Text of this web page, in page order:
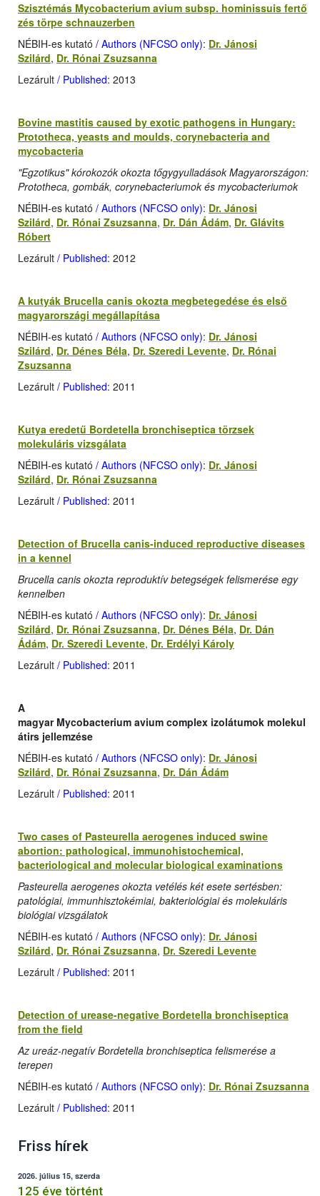
Szisztémás Mycobacterium avium subsp. hominissuis fertő
zés törpe schnauzerben
NÉBIH-es kutató / Authors (NFCSO only): Dr. Jánosi
Szilárd, Dr. Rónai Zsuzsanna
Lezárult / Published: 2013
Bovine mastitis caused by exotic pathogens in Hungary:
Prototheca, yeasts and moulds, corynebacteria and
mycobacteria
"Egzotikus" kórokozók okozta tőgygyulladások Magyarországon:
Prototheca, gombák, corynebacteriumok és mycobacteriumok
NÉBIH-es kutató / Authors (NFCSO only): Dr. Jánosi
Szilárd, Dr. Rónai Zsuzsanna, Dr. Dán Ádám, Dr. Glávits
Róbert
Lezárult / Published: 2012
A kutyák Brucella canis okozta megbetegedése és első
magyarországi megállapítása
NÉBIH-es kutató / Authors (NFCSO only): Dr. Jánosi
Szilárd, Dr. Dénes Béla, Dr. Szeredi Levente, Dr. Rónai
Zsuzsanna
Lezárult / Published: 2011
Kutya eredetű Bordetella bronchiseptica törzsek
molekuláris vizsgálata
NÉBIH-es kutató / Authors (NFCSO only): Dr. Jánosi
Szilárd, Dr. Rónai Zsuzsanna
Lezárult / Published: 2011
Detection of Brucella canis-induced reproductive diseases
in a kennel
Brucella canis okozta reproduktív betegségek felismerése egy
kennelben
NÉBIH-es kutató / Authors (NFCSO only): Dr. Jánosi
Szilárd, Dr. Rónai Zsuzsanna, Dr. Dénes Béla, Dr. Dán
Ádám, Dr. Szeredi Levente, Dr. Erdélyi Károly
Lezárult / Published: 2011
A
magyar Mycobacterium avium complex izolátumok molekul
átirs jellemzése
NÉBIH-es kutató / Authors (NFCSO only): Dr. Jánosi
Szilárd, Dr. Rónai Zsuzsanna, Dr. Dán Ádám
Lezárult / Published: 2011
Two cases of Pasteurella aerogenes induced swine
abortion: pathological, immunohistochemical,
bacteriological and molecular biological examinations
Pasteurella aerogenes okozta vetélés két esete sertésben:
patológiai, immunhisztokémiai, bakteriológiai és molekuláris
biológiai vizsgálatok
NÉBIH-es kutató / Authors (NFCSO only): Dr. Jánosi
Szilárd, Dr. Rónai Zsuzsanna, Dr. Szeredi Levente
Lezárult / Published: 2011
Detection of urease-negative Bordetella bronchiseptica
from the field
Az ureáz-negatív Bordetella bronchiseptica felismerése a
terepen
NÉBIH-es kutató / Authors (NFCSO only): Dr. Rónai Zsuzsanna
Lezárult / Published: 2011
Friss hírek
2026. július 15, szerda
125 éve történt